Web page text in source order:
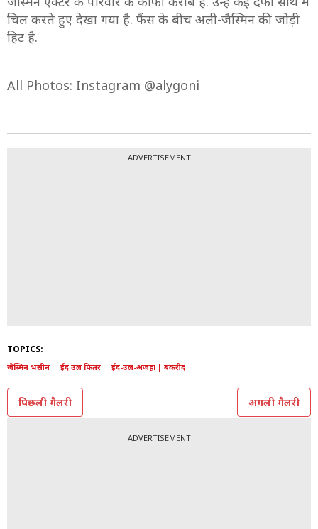
चिल करते हुए देखा गया है. फैंस के बीच अली-जैस्मिन की जोड़ी
हिट है.
All Photos: Instagram @alygoni
ADVERTISEMENT
TOPICS:
जैस्मिन भसीन ईद उल फितर ईद-उल-अजहा | बकरीद
पिछली गैलरी अगली गैलरी
ADVERTISEMENT